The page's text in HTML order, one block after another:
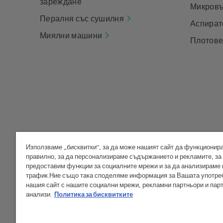
Пералня със сушилня
Миялни машини
Плотове
CANDY HOOVER GROUP S.r.I. - еднолично дружество -
Брианца) - Италия - АДМИНИСТРАТИВНИ ОФИСИ: Via Privata
Монца и Брианца) и Via Trento № 20/A-22 - 20871
- Факс: +39.039.2086.237 - Дружествен капитал 35 000
в Търговския регистър на Милано-Монца-Брианца-Лоди
Икон.админ.регистър: MB-1033934 - Разрешение IT AEOF
Използваме „бисквитки“, за да може нашият сайт да
правилно, за да персонализираме съдържанието и рекламите, за
предоставим функции за социалните мрежи и за да анализираме
трафик.Ние също така споделяме информация за Вашата
нашия сайт с нашите социални мрежи, рекламни партньори и
анализи. Политика за бисквитките